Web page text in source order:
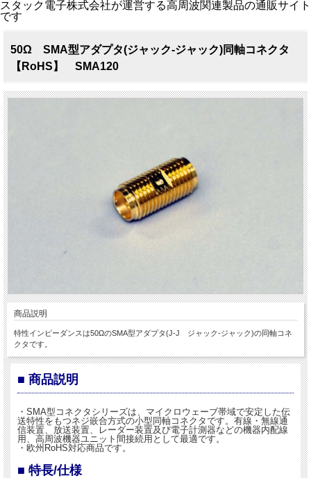
スタック電子株式会社が運営する高周波関連製品の通販サイト
です
50Ω SMA型アダプタ(ジャック-ジャック)同軸コネクタ
【RoHS】 SMA120
商品説明
特性インピーダンスは50ΩのSMA型アダプタ(J-J ジャック-ジャック)の同軸コネ
クタです。
■ 商品説明
・SMA型コネクタシリーズは、マイクロウェーブ帯域で安定した伝
送特性をもつネジ嵌合方式の小型同軸コネクタです。有線・無線通
信装置、放送装置、レーダー装置及び電子計測器などの機器内配線
用、高周波機器ユニット間接続用として最適です。
・欧州RoHS対応商品です。
■ 特長/仕様